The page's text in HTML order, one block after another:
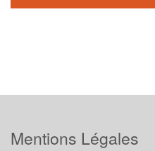
Mentions Légales